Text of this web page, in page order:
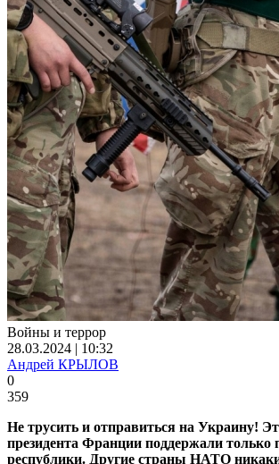
Войны и террор
28.03.2024 | 10:32
Андрей КРЫЛОВ
0
359
Не трусить и отправиться на Украину!
президента Франции поддержали только
республики. Другие страны НАТО